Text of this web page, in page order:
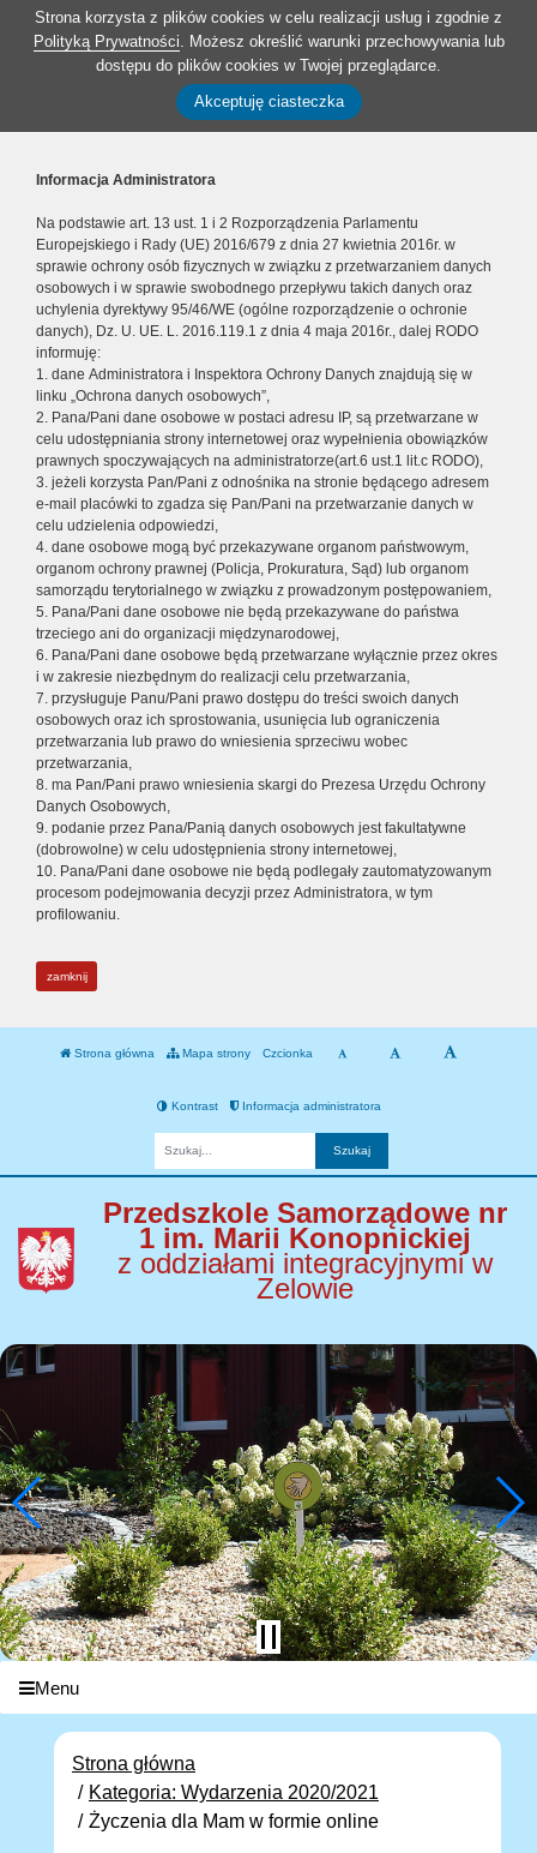
Strona korzysta z plików cookies w celu realizacji usług i zgodnie z
Polityką Prywatności. Możesz określić warunki przechowywania lub
dostępu do plików cookies w Twojej przeglądarce.
Akceptuję ciasteczka
Informacja Administratora
Na podstawie art. 13 ust. 1 i 2 Rozporządzenia Parlamentu
Europejskiego i Rady (UE) 2016/679 z dnia 27 kwietnia 2016r. w
sprawie ochrony osób fizycznych w związku z przetwarzaniem danych
osobowych i w sprawie swobodnego przepływu takich danych oraz
uchylenia dyrektywy 95/46/WE (ogólne rozporządzenie o ochronie
danych), Dz. U. UE. L. 2016.119.1 z dnia 4 maja 2016r., dalej RODO
informuję:
1. dane Administratora i Inspektora Ochrony Danych znajdują się w
linku „Ochrona danych osobowych”,
2. Pana/Pani dane osobowe w postaci adresu IP, są przetwarzane w
celu udostępniania strony internetowej oraz wypełnienia obowiązków
prawnych spoczywających na administratorze(art.6 ust.1 lit.c RODO),
3. jeżeli korzysta Pan/Pani z odnośnika na stronie będącego adresem
e-mail placówki to zgadza się Pan/Pani na przetwarzanie danych w
celu udzielenia odpowiedzi,
4. dane osobowe mogą być przekazywane organom państwowym,
organom ochrony prawnej (Policja, Prokuratura, Sąd) lub organom
samorządu terytorialnego w związku z prowadzonym postępowaniem,
5. Pana/Pani dane osobowe nie będą przekazywane do państwa
trzeciego ani do organizacji międzynarodowej,
6. Pana/Pani dane osobowe będą przetwarzane wyłącznie przez okres
i w zakresie niezbędnym do realizacji celu przetwarzania,
7. przysługuje Panu/Pani prawo dostępu do treści swoich danych
osobowych oraz ich sprostowania, usunięcia lub ograniczenia
przetwarzania lub prawo do wniesienia sprzeciwu wobec
przetwarzania,
8. ma Pan/Pani prawo wniesienia skargi do Prezesa Urzędu Ochrony
Danych Osobowych,
9. podanie przez Pana/Panią danych osobowych jest fakultatywne
(dobrowolne) w celu udostępnienia strony internetowej,
10. Pana/Pani dane osobowe nie będą podlegały zautomatyzowanym
procesom podejmowania decyzji przez Administratora, w tym
profilowaniu.
zamknij
Strona główna Mapa strony Czcionka
Kontrast Informacja administratora
Przedszkole Samorządowe nr
1 im. Marii Konopnickiej
z oddziałami integracyjnymi w
Zelowie
Menu
Strona główna
Kategoria: Wydarzenia 2020/2021
Życzenia dla Mam w formie online